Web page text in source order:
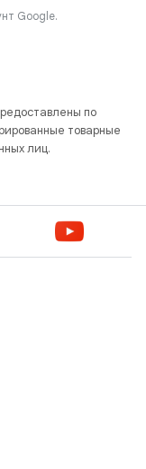
Google.
по
товарные
лиц.